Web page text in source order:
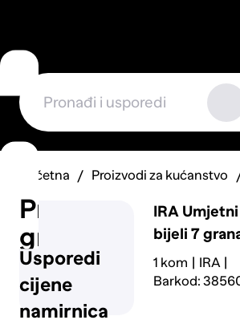
Usporedi
cijene
namirnica
Prijavi
grešku
Početna Proizvodi za kućanstvo
IRA
bijeli 7
1 kom
IRA
Barkod: